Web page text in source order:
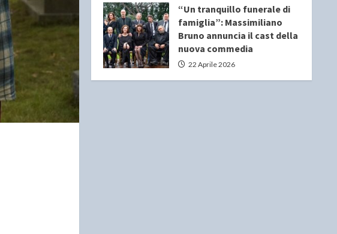
“Un tranquillo funerale di
famiglia”: Massimiliano
Bruno annuncia il cast della
nuova commedia
22 Aprile 2026